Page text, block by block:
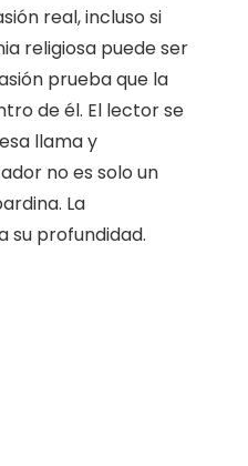
real, incluso si
religiosa puede ser
prueba que la
de él. El lector se
llama y
no es solo un
La
su profundidad.